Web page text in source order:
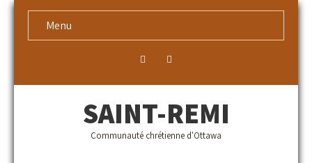
Menu
SAINT-REMI
Communauté chrétienne d'Ottawa